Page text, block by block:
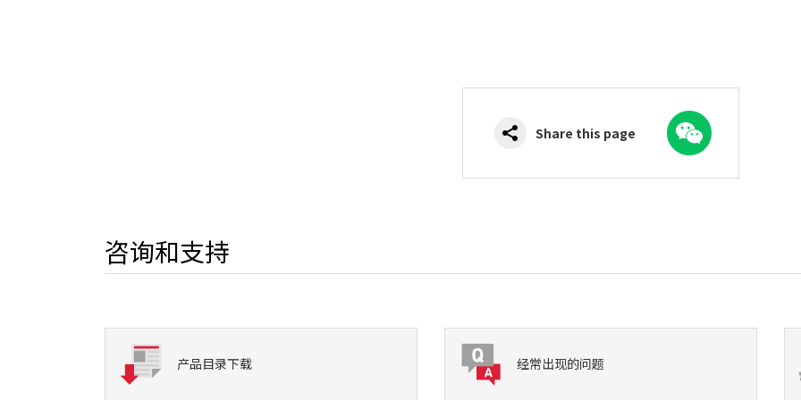
Share this page
WeChat
咨询和支持
产品目录下载 经常出现的问题